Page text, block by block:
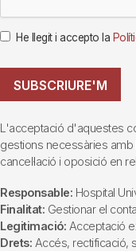
He llegit i accepto la
SUBSCRIURE'M
L'acceptació d'aquestes
gestions necessàries amb
cancel·lació i oposició en
Responsable: Hospital
Finalitat: Gestionar el
Legitimació: Acceptació
Drets: Accés, rectificació,